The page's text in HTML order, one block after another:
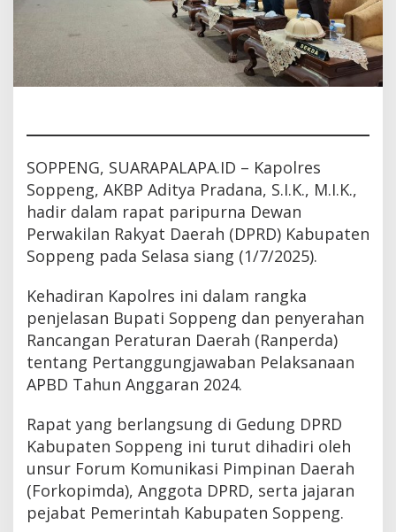
SOPPENG, SUARAPALAPA.ID – Kapolres
Soppeng, AKBP Aditya Pradana, S.I.K., M.I.K.,
hadir dalam rapat paripurna Dewan
Perwakilan Rakyat Daerah (DPRD) Kabupaten
Soppeng pada Selasa siang (1/7/2025).
Kehadiran Kapolres ini dalam rangka
penjelasan Bupati Soppeng dan penyerahan
Rancangan Peraturan Daerah (Ranperda)
tentang Pertanggungjawaban Pelaksanaan
APBD Tahun Anggaran 2024.
Rapat yang berlangsung di Gedung DPRD
Kabupaten Soppeng ini turut dihadiri oleh
unsur Forum Komunikasi Pimpinan Daerah
(Forkopimda), Anggota DPRD, serta jajaran
pejabat Pemerintah Kabupaten Soppeng.